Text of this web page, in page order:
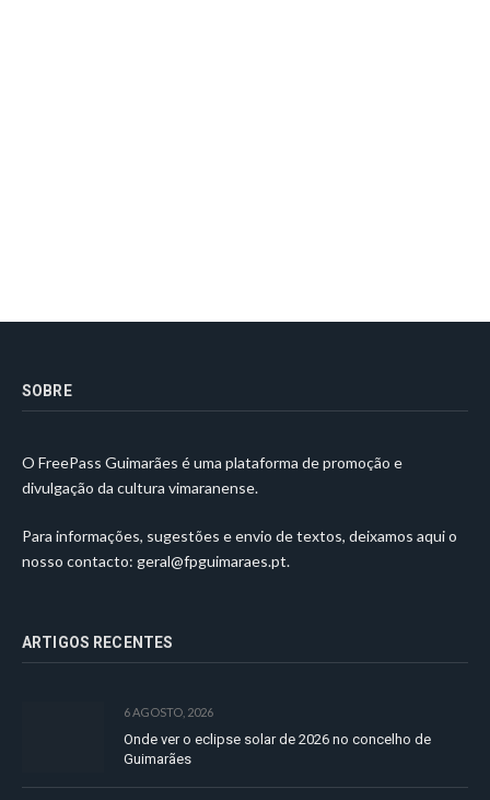
SOBRE
O FreePass Guimarães é uma plataforma de promoção e
divulgação da cultura vimaranense.
Para informações, sugestões e envio de textos, deixamos aqui o
nosso contacto: geral@fpguimaraes.pt.
ARTIGOS RECENTES
6 AGOSTO, 2026
Onde ver o eclipse solar de 2026 no concelho de
Guimarães